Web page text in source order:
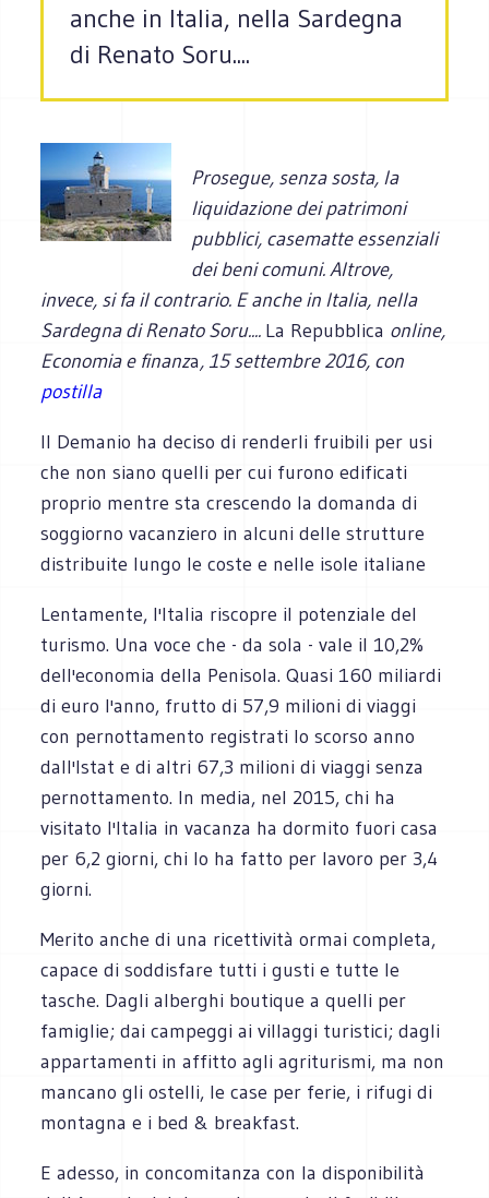
anche in Italia, nella Sardegna
di Renato Soru....
Prosegue, senza sosta, la
liquidazione dei patrimoni
pubblici, casematte essenziali
dei beni comuni. Altrove,
invece, si fa il contrario. E anche in Italia, nella
Sardegna di Renato Soru.... La Repubblica online,
Economia e finanza, 15 settembre 2016, con
postilla
Il Demanio ha deciso di renderli fruibili per usi
che non siano quelli per cui furono edificati
proprio mentre sta crescendo la domanda di
soggiorno vacanziero in alcuni delle strutture
distribuite lungo le coste e nelle isole italiane
Lentamente, l'Italia riscopre il potenziale del
turismo. Una voce che - da sola - vale il 10,2%
dell'economia della Penisola. Quasi 160 miliardi
di euro l'anno, frutto di 57,9 milioni di viaggi
con pernottamento registrati lo scorso anno
dall'Istat e di altri 67,3 milioni di viaggi senza
pernottamento. In media, nel 2015, chi ha
visitato l'Italia in vacanza ha dormito fuori casa
per 6,2 giorni, chi lo ha fatto per lavoro per 3,4
giorni.
Merito anche di una ricettività ormai completa,
capace di soddisfare tutti i gusti e tutte le
tasche. Dagli alberghi boutique a quelli per
famiglie; dai campeggi ai villaggi turistici; dagli
appartamenti in affitto agli agriturismi, ma non
mancano gli ostelli, le case per ferie, i rifugi di
montagna e i bed & breakfast.
E adesso, in concomitanza con la disponibilità